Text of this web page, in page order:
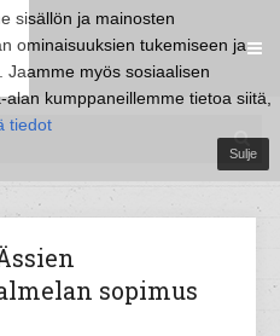
sisällön ja mainosten
ominaisuuksien tukemiseen ja
Jaamme myös sosiaalisen
kumppaneillemme tietoa siitä,
tiedot
Sulje
sopimus